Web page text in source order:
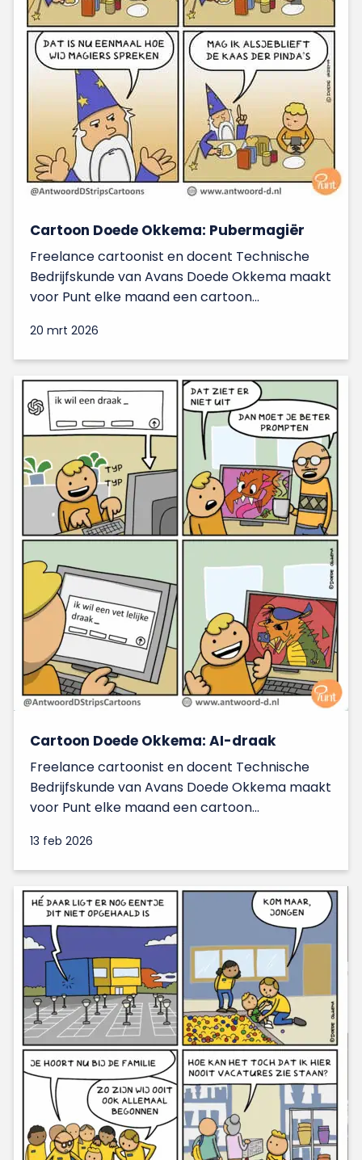
Cartoon Doede Okkema: Pubermagiër
Freelance cartoonist en docent Technische
Bedrijfskunde van Avans Doede Okkema maakt
voor Punt elke maand een cartoon...
20 mrt 2026
Cartoon Doede Okkema: AI-draak
Freelance cartoonist en docent Technische
Bedrijfskunde van Avans Doede Okkema maakt
voor Punt elke maand een cartoon...
13 feb 2026